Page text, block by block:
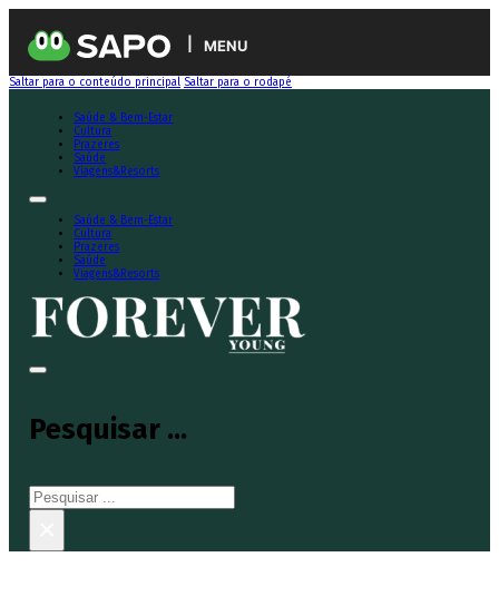
MENU
Saltar para o conteúdo principal Saltar para o rodapé
Saúde & Bem-Estar
Cultura
Prazeres
Saúde
Viagens&Resorts
Saúde & Bem-Estar
Cultura
Prazeres
Saúde
Viagens&Resorts
Pesquisar ...
Pesquisar